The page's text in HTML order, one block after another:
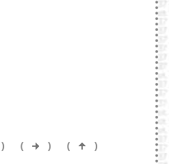
) ( ) ( )